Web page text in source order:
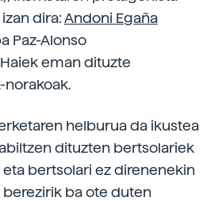
dira:Andoni Egaña
Paz-Alonso
eman dituzte
norakoak.
helburua da ikustea
dituzten bertsolariek
bertsolari ez direnenekin
ba ote duten